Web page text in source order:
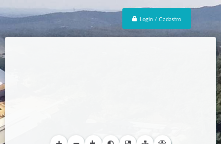
Login / Cadastro